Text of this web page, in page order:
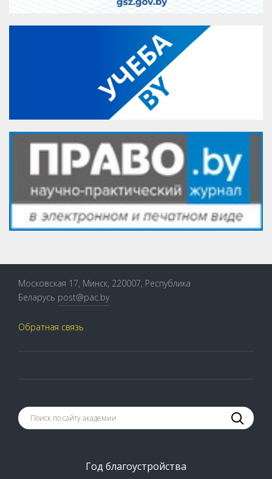
Московская 17, Минск, 220007, Республика
Беларусь post@pac.by
Обратная связь
Год благоустройства